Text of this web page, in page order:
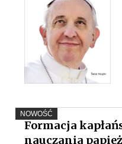
Formacja
nauczania
NOWOŚĆ